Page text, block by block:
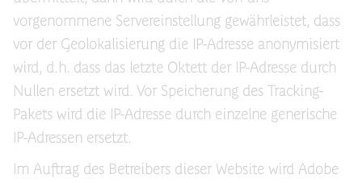
vorgenommene Servereinstellung gewährleistet, dass
vor der Geolokalisierung die IP-Adresse anonymisiert
wird, d.h. dass das letzte Oktett der IP-Adresse durch
Nullen ersetzt wird. Vor Speicherung des Tracking-
Pakets wird die IP-Adresse durch einzelne generische
IP-Adressen ersetzt.
Im Auftrag des Betreibers dieser Website wird Adobe